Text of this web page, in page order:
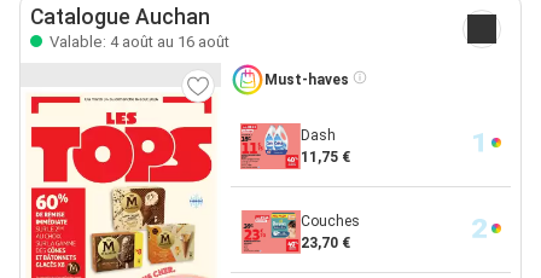
Catalogue Auchan
Valable: 4 août au 16 août
Must-haves
Dash
11,75 €
Couches
23,70 €